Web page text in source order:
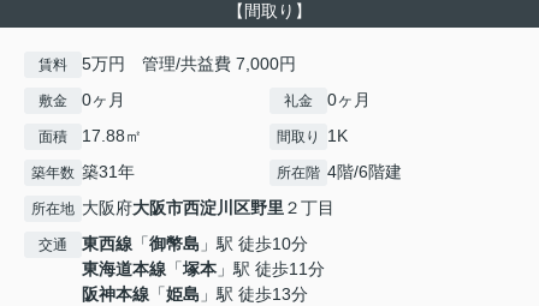
【間取り】
賃料 5万円 管理/共益費 7,000円
敷金 0ヶ月 礼金 0ヶ月
面積 17.88㎡ 間取り 1K
築年数 築31年 所在階 4階/6階建
所在地 大阪府大阪市西淀川区野里 ２丁目
交通 東西線 「御幣島 」駅 徒歩10分
東海道本線 「塚本 」駅 徒歩11分
阪神本線 「姫島 」駅 徒歩13分